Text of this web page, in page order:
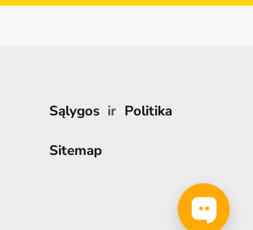
Sąlygos ir Politika
Sitemap